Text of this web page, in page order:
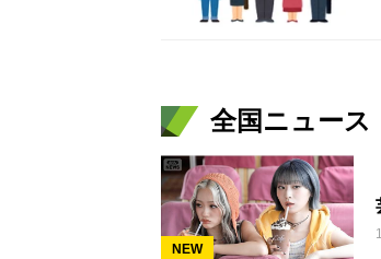
全国ニュース
NEW